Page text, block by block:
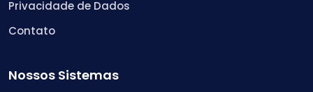
Privacidade de Dados
Contato
Nossos Sistemas